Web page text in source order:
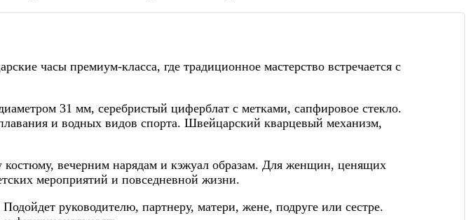
часы премиум-класса, где традиционное мастерство встречается с
31 мм, серебристый циферблат с метками, сапфировое стекло.
и водных видов спорта. Швейцарский кварцевый механизм,
костюму, вечерним нарядам и кэжуал образам. Для женщин, ценящих
мероприятий и повседневной жизни.
руководителю, партнеру, матери, жене, подруге или сестре.